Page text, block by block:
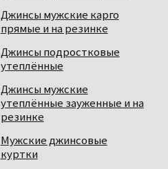
Джинсы мужские карго
прямые и на резинке
Джинсы подростковые
утеплённые
Джинсы мужские
утеплённые зауженные и на
резинке
Мужские джинсовые
куртки